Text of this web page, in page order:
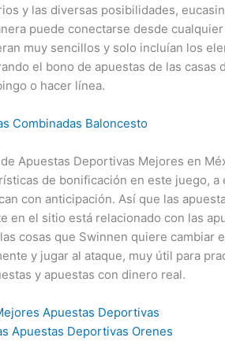
y las diversas posibilidades,
puede conectarse desde
muy sencillos y solo incluían los
el bono de apuestas de las
o hacer línea.
Combinadas Baloncesto
Apuestas Deportivas Mejores en
de bonificación en este juego,
con anticipación. Así que las
en el sitio está relacionado con las
cosas que Swinnen quiere cambiar
y jugar al ataque, muy útil para
y apuestas con dinero real.
Apuestas Deportivas
Apuestas Deportivas Orenes